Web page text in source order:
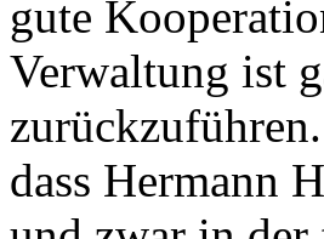
gute
Verwaltung ist
dass Hermann